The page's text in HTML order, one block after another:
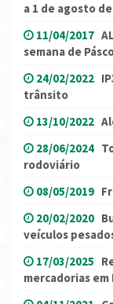
a 1 de agosto
11/04/2017
semana de
24/02/2022
trânsito
13/10/2022
28/06/2024
rodoviário
08/05/2019
20/02/2020
veículos
17/03/2025
mercadorias